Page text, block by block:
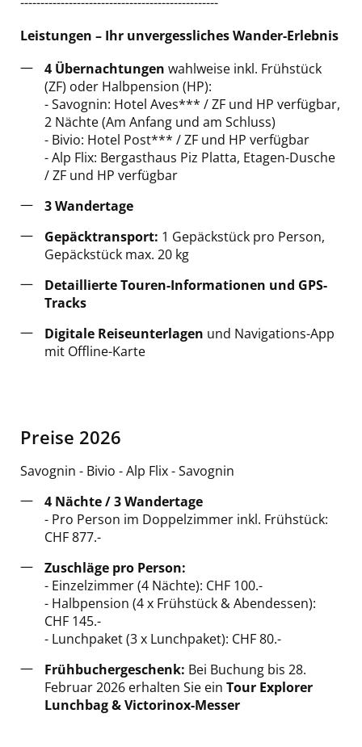
Leistungen – Ihr unvergessliches Wander-Erlebnis
4 Übernachtungen wahlweise inkl. Frühstück
(ZF) oder Halbpension (HP):
- Savognin: Hotel Aves*** / ZF und HP verfügbar,
2 Nächte (Am Anfang und am Schluss)
- Bivio: Hotel Post*** / ZF und HP verfügbar
- Alp Flix: Bergasthaus Piz Platta, Etagen-Dusche
/ ZF und HP verfügbar
3 Wandertage
Gepäcktransport: 1 Gepäckstück pro Person,
Gepäckstück max. 20 kg
Detaillierte Touren-Informationen und GPS-
Tracks
Digitale Reiseunterlagen und Navigations-App
mit Offline-Karte
Preise 2026
Savognin - Bivio - Alp Flix - Savognin
4 Nächte / 3 Wandertage
- Pro Person im Doppelzimmer inkl. Frühstück:
CHF 877.-
Zuschläge pro Person:
- Einzelzimmer (4 Nächte): CHF 100.-
- Halbpension (4 x Frühstück & Abendessen):
CHF 145.-
- Lunchpaket (3 x Lunchpaket): CHF 80.-
Frühbuchergeschenk: Bei Buchung bis 28.
Februar 2026 erhalten Sie ein Tour Explorer
Lunchbag & Victorinox-Messer